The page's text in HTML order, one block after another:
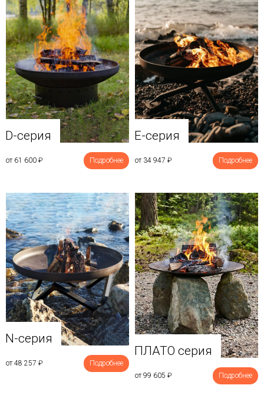
D-серия
от 61 600 ₽ Подробнее
E-серия
от 34 947 ₽ Подробнее
N-серия
от 48 257 ₽ Подробнее
ПЛАТО серия
от 99 605 ₽ Подробнее